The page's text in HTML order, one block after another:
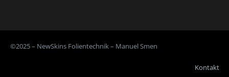
©2025 – NewSkins Folientechnik – Manuel Smen
Kontakt